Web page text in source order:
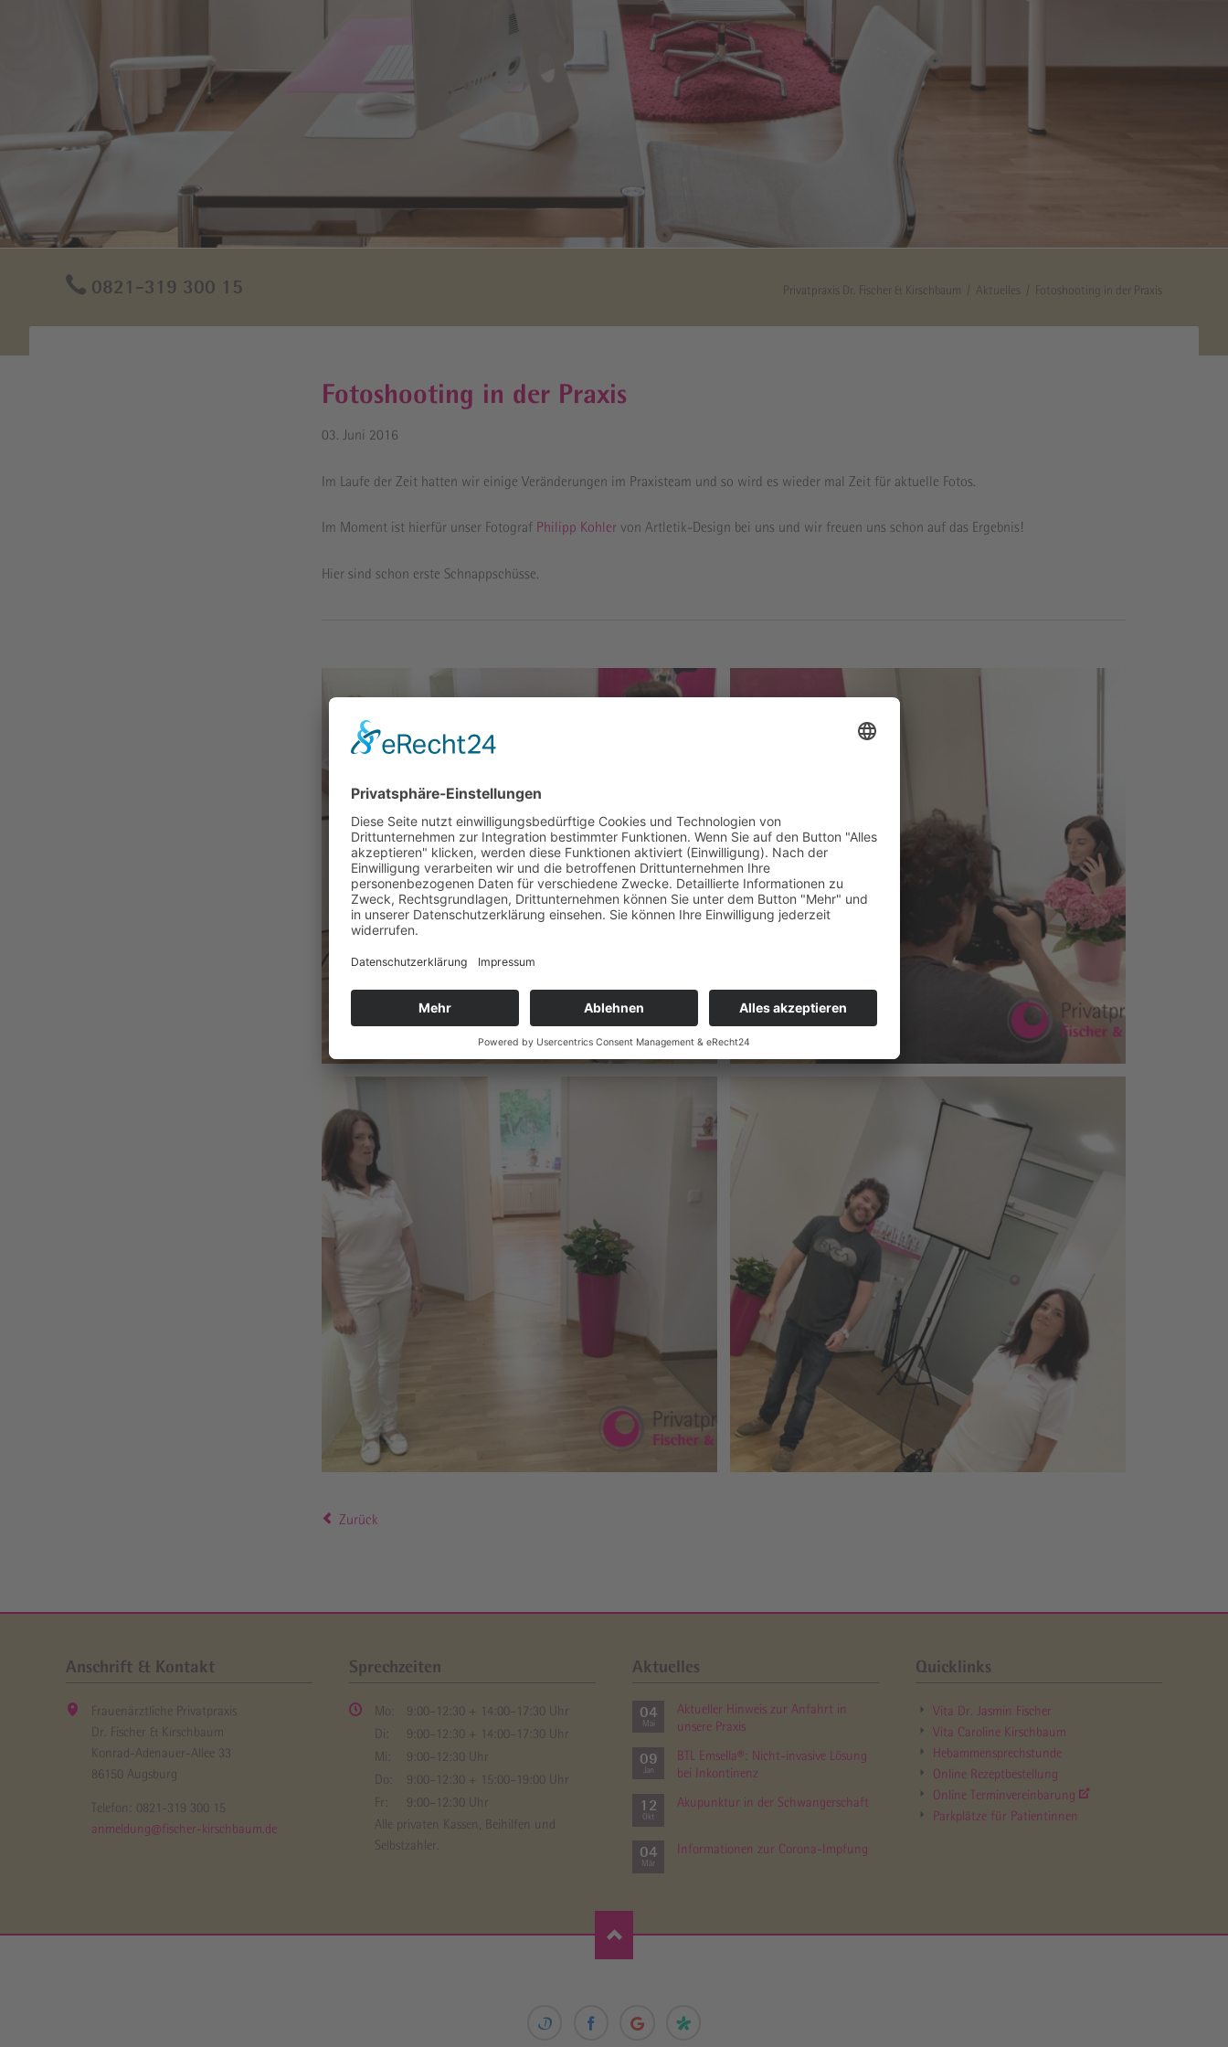
Hormon­sprechstunde
Humane Papillomviren (HPV)
Babyglück App
0821-319 300 15 Privatpraxis Dr. Fischer & Kirschbaum Aktuelles Fotoshooting in der Praxis
Fotoshooting in der Praxis
03. Juni 2016
Im Laufe der Zeit hatten wir einige Veränderungen im Praxisteam und so wird es wieder mal Zeit für aktuelle Fotos.
Im Moment ist hierfür unser Fotograf Philipp Kohler von Artletik-Design bei uns und wir freuen uns schon auf das Ergebnis!
Hier sind schon erste Schnappschüsse.
Zurück
Anschrift & Kontakt
Frauenärztliche Privatpraxis
Dr. Fischer & Kirschbaum
Konrad-Adenauer-Allee 33
86150 Augsburg
Telefon: 0821-319 300 15
anmeldung@fischer-kirschbaum.de
Sprechzeiten
Mo:
9:00–12:30 + 14:00–17:30 Uhr
Di:
9:00–12:30 + 14:00–17:30 Uhr
Mi:
9:00–12:30 Uhr
Do:
9:00–12:30 + 15:00–19:00 Uhr
Fr:
9:00–12:30 Uhr
Alle privaten Kassen, Beihilfen und
Selbstzahler.
Aktuelles
04
Mai
Aktueller Hinweis zur Anfahrt in
unsere Praxis
09
Jan
BTL Emsella®: Nicht-invasive Lösung
bei Inkontinenz
12
Okt
Akupunktur in der Schwanger­schaft
04
Mär
Informationen zur Corona-Impfung
Quicklinks
Vita Dr. Jasmin Fischer
Vita Caroline Kirschbaum
Hebammen­sprechstunde
Online Rezept­bestellung
Online Termin­vereinbarung
Parkplätze für Patientinnen